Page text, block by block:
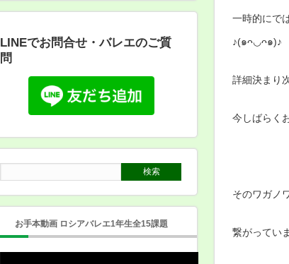
一時的にで
♪(๑ᴖ◡ᴖ๑)♪
詳細決まり
今しばらく
そのワガノ
繋がってい
LINEでお問合せ・バレエのご質
問
お手本動画 ロシアバレエ1年生全15課題